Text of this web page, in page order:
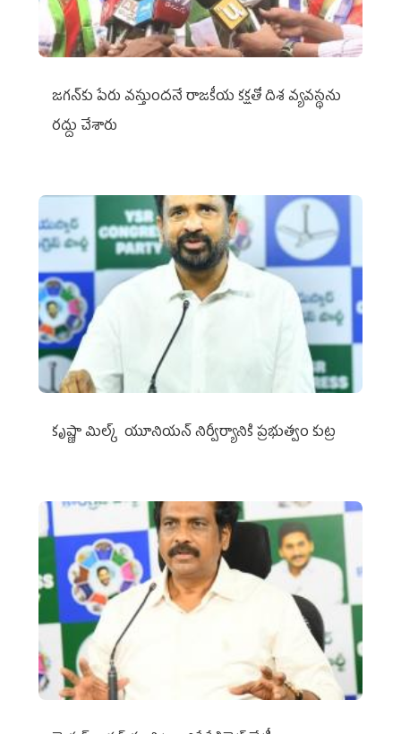
జగన్‌కు పేరు వస్తుందనే రాజకీయ కక్షతో దిశ వ్య‌వ‌స్థ‌ను
రద్దు చేశారు
కృష్ణా మిల్క్‌ యూనియన్‌ నిర్వీర్యానికి ప్రభుత్వం కుట్ర